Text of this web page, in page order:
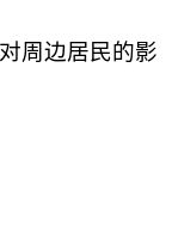
周边居民的影